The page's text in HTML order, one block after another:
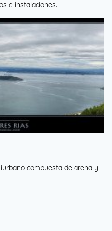
e instalaciones.
compuesta de arena y